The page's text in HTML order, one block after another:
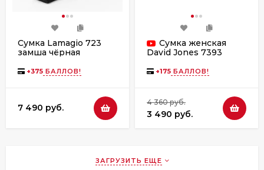
Сумка Lamagio 723
замша чёрная
+375 БАЛЛОВ!
7 490 руб.
Сумка женская
David Jones 7393
+175 БАЛЛОВ!
4 360 руб.
3 490 руб.
ЗАГРУЗИТЬ ЕЩЕ